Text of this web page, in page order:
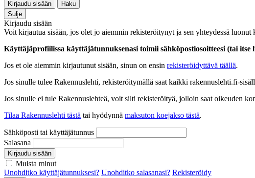
Kirjaudu sisään
Haku
Sulje
Kirjaudu sisään
Voit kirjautua sisään, jos olet jo aiemmin rekisteröitynyt ja sen yhteydessä
Käyttäjäprofiilissa käyttäjätunnuksenasi toimii sähköpostiosoitteesi (tai itse
Jos et ole aiemmin kirjautunut sisään, sinun on ensin rekisteröidyttävä täällä.
Jos sinulle tulee Rakennuslehti, rekisteröitymällä saat kaikki rakennuslehti.fi-
Jos sinulle ei tule Rakennuslehteä, voit silti rekisteröityä, jolloin saat oikeuden
Tilaa Rakennuslehti tästä tai hyödynnä maksuton koejakso tästä.
Sähköposti tai käyttäjätunnus
Salasana
Kirjaudu sisään
Muista minut
Unohditko käyttäjätunnuksesi? Unohditko salasanasi? Rekisteröidy